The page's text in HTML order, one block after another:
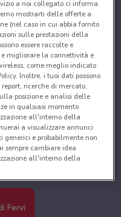
Fervi
a noi collegato ci informa
mostrarti delle offerte a
(nel caso in cui abbia fornito
sulle prestazioni della
essere raccolte e
e migliorare la connettività e
come meglio indicato
Inoltre, i tuoi dati possono
ricerche di mercato,
posizione e analisi delle
in qualsiasi momento
all'interno della
a visualizzare annunci
e probabilmente non
sempre cambiare idea
all'interno della
per fornire:
Scansione attiva delle
Archiviare